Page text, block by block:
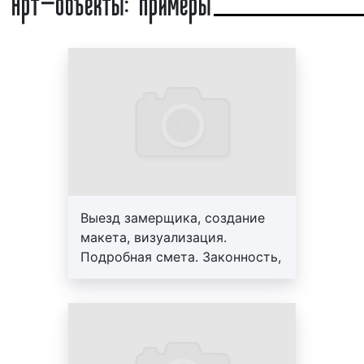
Арт-объекты. Пример 5
Какие бывают виды арт-объектов?
стоимостью, временем изготовления,
сложностью воплощения;
видом искусства, цветом, дизайном, текстуре
Как видим, арт-объекты бывают самых различных
Выезд замерщика, создание
макета, визуализация.
Подробная смета. Законность,